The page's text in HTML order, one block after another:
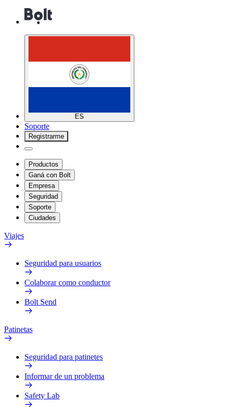
ES
Soporte
Registrarme
Productos
Ganá con Bolt
Empresa
Seguridad
Soporte
Ciudades
Viajes
Seguridad para usuarios
Colaborar como conductor
Bolt Send
Patinetas
Seguridad para patinetes
Informar de un problema
Safety Lab